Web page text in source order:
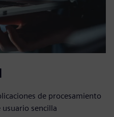
de procesamiento
sencilla